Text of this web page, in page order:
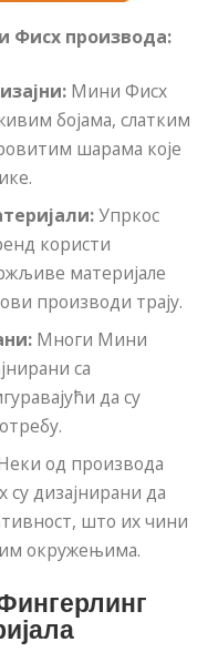
Фисх производа:
Мини Фисх
бојама, слатким
шарама које
Упркос
користи
материјале
производи трају.
Многи Мини
са
да су
од производа
дизајнирани да
што их чини
окружењима.